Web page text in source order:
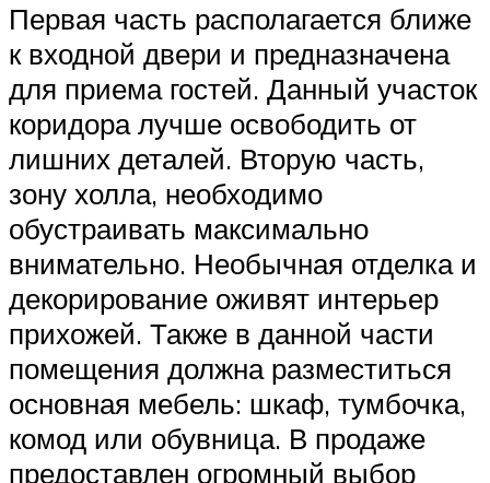
Первая часть располагается ближе
к входной двери и предназначена
для приема гостей. Данный участок
коридора лучше освободить от
лишних деталей. Вторую часть,
зону холла, необходимо
обустраивать максимально
внимательно. Необычная отделка и
декорирование оживят интерьер
прихожей. Также в данной части
помещения должна разместиться
основная мебель: шкаф, тумбочка,
комод или обувница. В продаже
предоставлен огромный выбор